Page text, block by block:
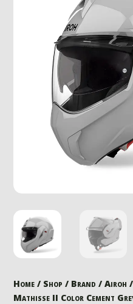
Home / Shop / Brand /Airoh
Mathisse II Color Cement